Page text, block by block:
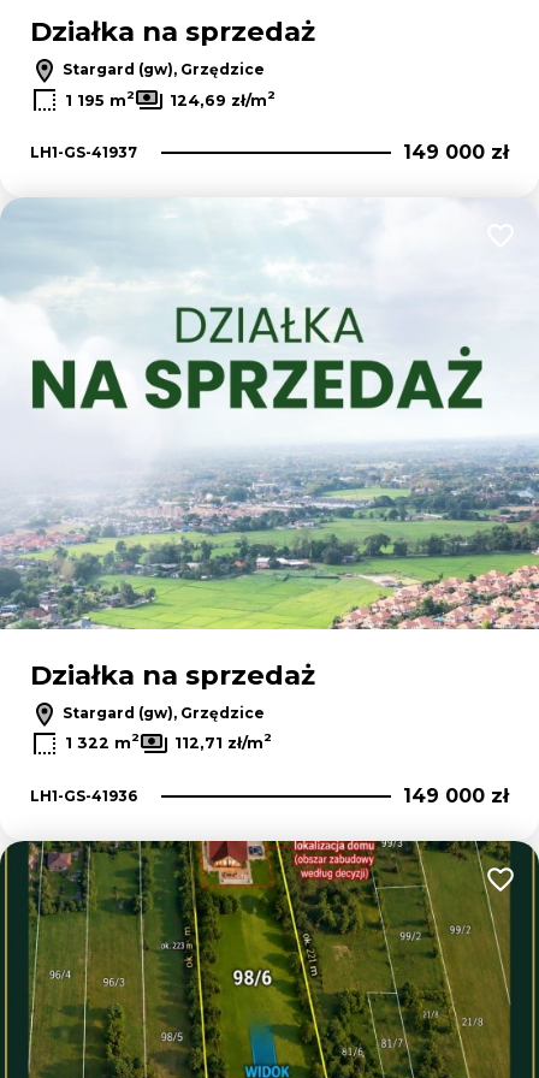
Działka na sprzedaż
Stargard (gw), Grzędzice
1 195 m2 124,69 zł/m2
LH1-GS-41937 149 000 zł
Działka na sprzedaż
Stargard (gw), Grzędzice
1 322 m2 112,71 zł/m2
LH1-GS-41936 149 000 zł